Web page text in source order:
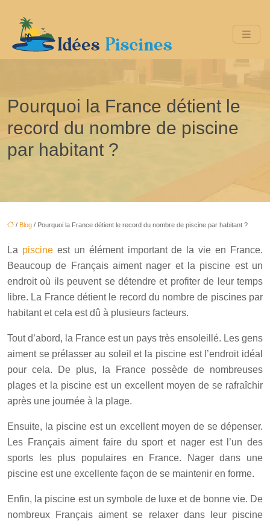
Pourquoi la France détient le
record du nombre de piscine
par habitant ?
/ Blog / Pourquoi la France détient le record du nombre de piscine par habitant ?
La piscineest un élément important de la vie en France.
Beaucoup de Français aiment nager et la piscine est un
endroit où ils peuvent se détendre et profiter de leur temps
libre. La France détient le record du nombre de piscines par
habitant et cela est dû à plusieurs facteurs.
Tout d’abord, la France est un pays très ensoleillé. Les gens
aiment se prélasser au soleil et la piscine est l’endroit idéal
pour cela. De plus, la France possède de nombreuses
plages et la piscine est un excellent moyen de se rafraîchir
après une journée à la plage.
Ensuite, la piscine est un excellent moyen de se dépenser.
Les Français aiment faire du sport et nager est l’un des
sports les plus populaires en France. Nager dans une
piscine est une excellente façon de se maintenir en forme.
Enfin, la piscine est un symbole de luxe et de bonne vie. De
nombreux Français aiment se relaxer dans leur piscine